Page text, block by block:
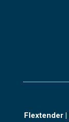
Flextender |